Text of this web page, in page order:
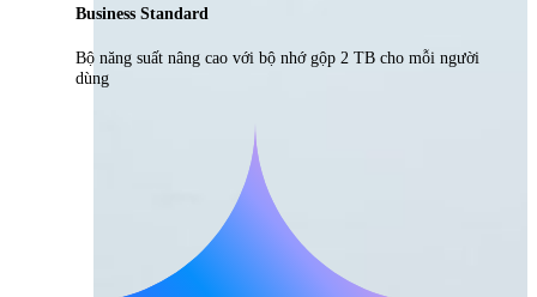
Business Standard
Bộ năng suất nâng cao với bộ nhớ gộp 2 TB cho mỗi người
dùng